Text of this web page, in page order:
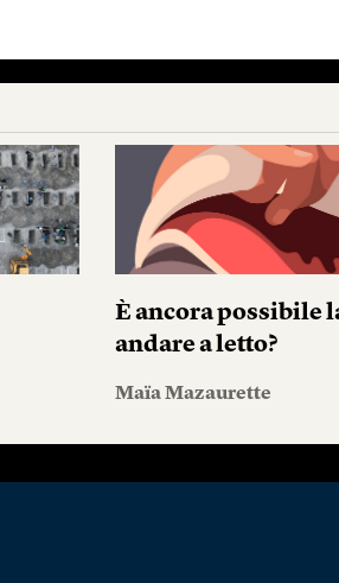
È ancora possibile
andare a letto?
Maïa Mazaurette